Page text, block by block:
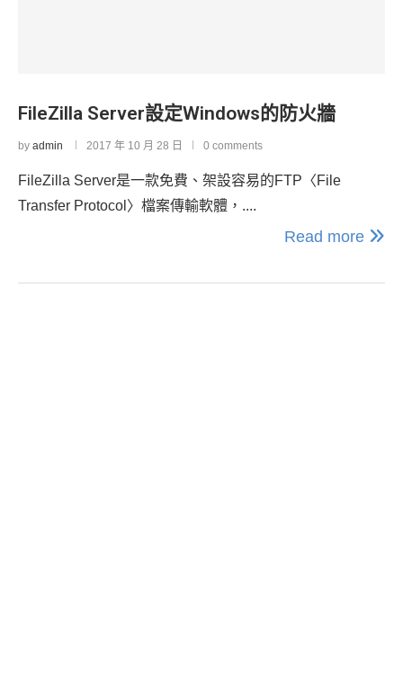
FileZilla Server設定Windows的防火牆
by admin 2017 年 10 月 28 日 0 comments
FileZilla Server是一款免費、架設容易的FTP〈File
Transfer Protocol〉檔案傳輸軟體，....
Read more